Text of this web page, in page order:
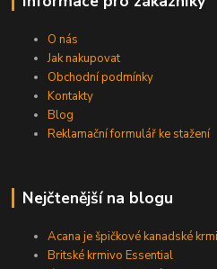
O nás
Jak nakupovat
Obchodní podmínky
Kontakty
Blog
Reklamační formulář ke stažení
Nejčtenější na blogu
Acana je špičkové kanadské
Britské krmivo Essential